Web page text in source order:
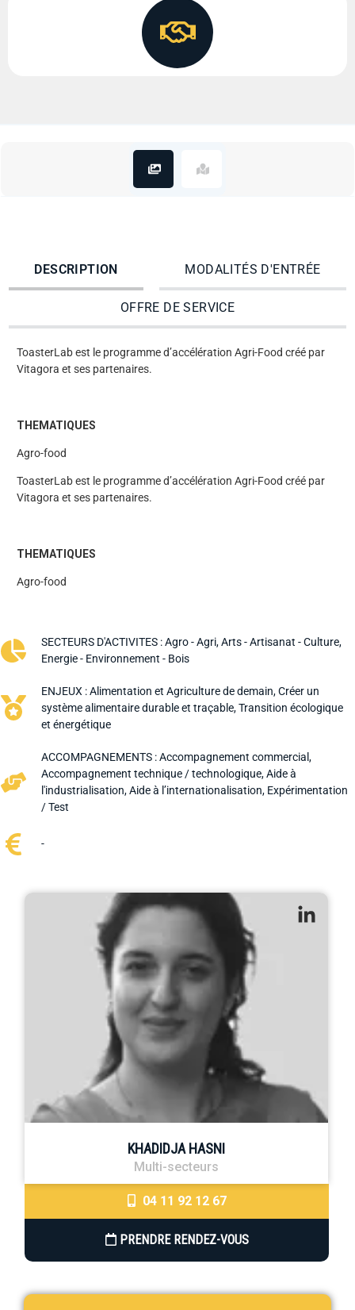
DESCRIPTION MODALITÉS D'ENTRÉE
OFFRE DE SERVICE
ToasterLab est le programme d’accélération Agri-Food créé par
Vitagora et ses partenaires.
THEMATIQUES
Agro-food
ToasterLab est le programme d’accélération Agri-Food créé par
Vitagora et ses partenaires.
THEMATIQUES
Agro-food
SECTEURS D'ACTIVITES :Agro - Agri,Arts - Artisanat - Culture,
Energie - Environnement - Bois
ENJEUX :Alimentation et Agriculture de demain,Créer un
système alimentaire durable et traçable,Transition écologique
et énergétique
ACCOMPAGNEMENTS :Accompagnement commercial ,
Accompagnement technique / technologique,Aide à
l'industrialisation,Aide à l’internationalisation, Expérimentation
/ Test
-
KHADIDJA HASNI
Multi-secteurs
04 11 92 12 67
PRENDRE RENDEZ-VOUS